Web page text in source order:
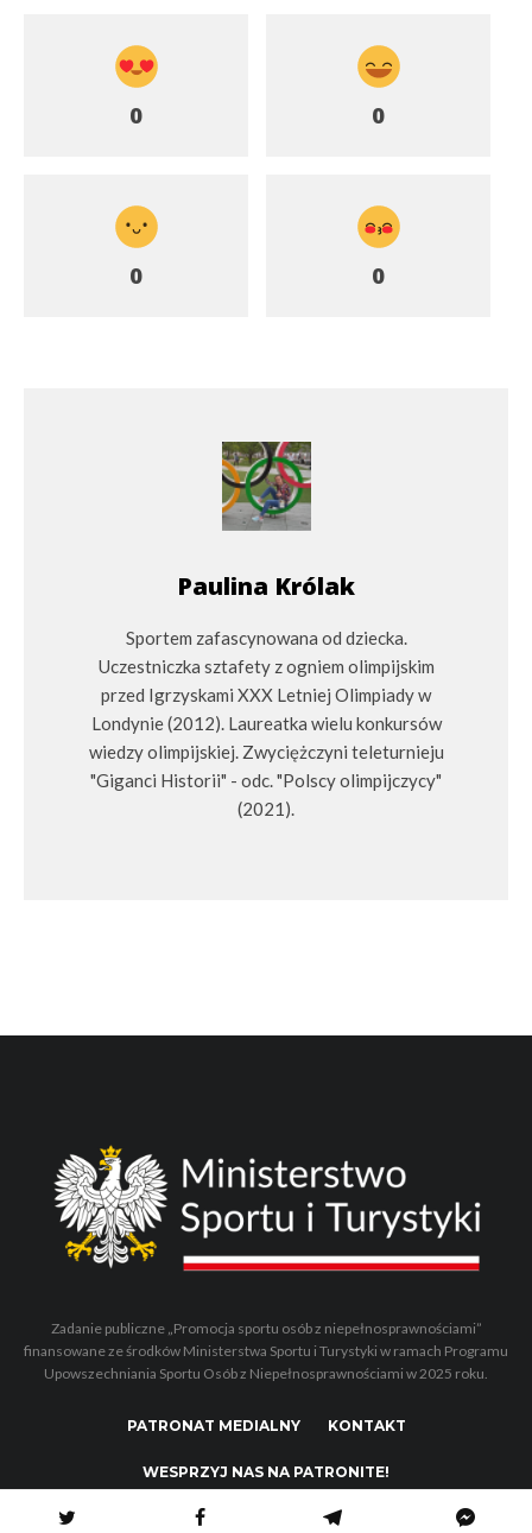
0 0
0 0
Paulina Królak
Sportem zafascynowana od dziecka.
Uczestniczka sztafety z ogniem olimpijskim
przed Igrzyskami XXX Letniej Olimpiady w
Londynie (2012). Laureatka wielu konkursów
wiedzy olimpijskiej. Zwyciężczyni teleturnieju
"Giganci Historii" - odc. "Polscy olimpijczycy"
(2021).
Zadanie publiczne „Promocja sportu osób z niepełnosprawnościami”
finansowane ze środków Ministerstwa Sportu i Turystyki w ramach Programu
Upowszechniania Sportu Osób z Niepełnosprawnościami w 2025 roku.
PATRONAT MEDIALNY KONTAKT
WESPRZYJ NAS NA PATRONITE!